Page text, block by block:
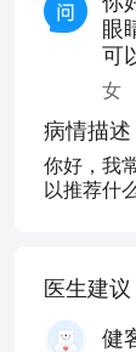
眼
可
女
病情描述
你好，我
以推荐什
医生建议
健